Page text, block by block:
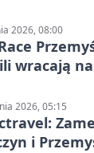
2026, 08:00
wracają
2026, 05:15
i